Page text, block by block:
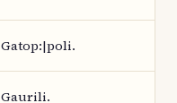
Gatop:|poli.
Gaurili.